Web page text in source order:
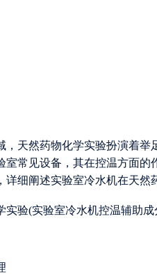
，天然药物化学实验扮演着
室常见设备，其在控温方面
详细阐述实验室冷水机在天然